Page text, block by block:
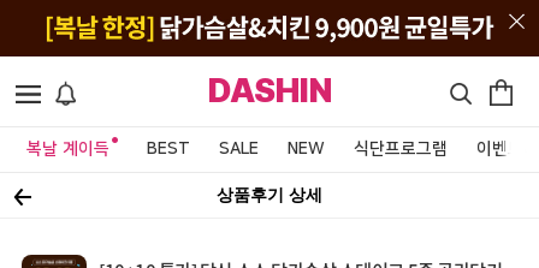
DASHIN
복날 계이득 BEST SALE NEW 식단프로그램 이벤트&
상품후기 상세